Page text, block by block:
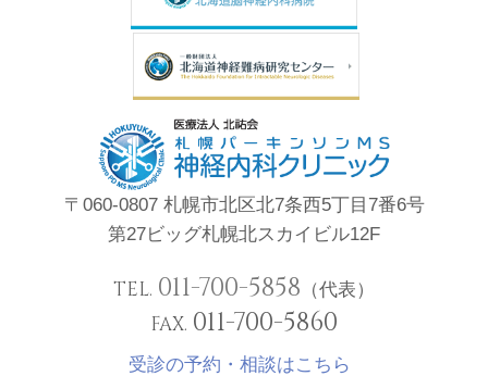
〒060-0807 札幌市北区北7条西5丁目7番6号
第27ビッグ札幌北スカイビル12F
TEL. 011-700-5858 （代表）
FAX. 011-700-5860
受診の予約・相談はこちら